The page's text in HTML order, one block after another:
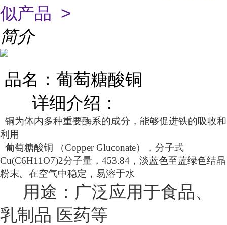
似产品 >
简介
品名：葡萄糖酸铜
详细介绍：
铜为体内多种重要酶系的成分，能够促进铁的吸收和
利用
葡萄糖酸铜
（Copper Gluconate），分子式
Cu(C6H11O7)2分子量， 453.84 ，淡蓝色至蓝绿色结晶
粉末。在空气中稳定，易溶于水
用途： 广泛应用于食品、
乳制品 医药等